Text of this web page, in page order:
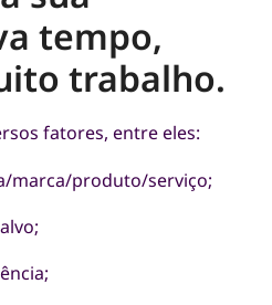
tempo,
trabalho.
fatores, entre eles:
marca/produto/serviço;